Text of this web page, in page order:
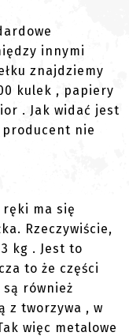
innymi
znajdziemy
kulek , papiery
. Jak widać jest
nie
ma się
Rzeczywiście,
kg . Jest to
to że części
również
z tworzywa , w
więc metalowe